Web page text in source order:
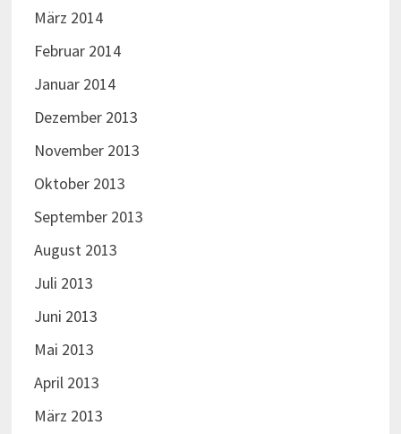
März 2014
Februar 2014
Januar 2014
Dezember 2013
November 2013
Oktober 2013
September 2013
August 2013
Juli 2013
Juni 2013
Mai 2013
April 2013
März 2013